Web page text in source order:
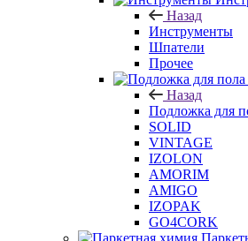
Назад
Инструменты
Шпатели
Прочее
Назад
Подложка для
SOLID
VINTAGE
IZOLON
AMORIM
AMIGO
IZOPAK
GO4CORK